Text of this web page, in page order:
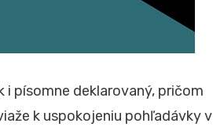
i písomne deklarovaný, pričom
k uspokojeniu pohľadávky v